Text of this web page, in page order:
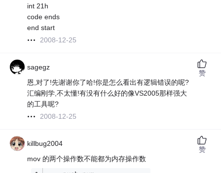
int 21h
code ends
end start
2008-12-25
sagegz
恩,对了!先谢谢你了哈!你是怎么看出有逻辑错误的呢?
汇编刚学,不太懂!有没有什么好的像VS2005那样强大
的工具呢?
2008-12-25
赞
killbug2004
mov 的两个操作数不能都为内存操作数
赞